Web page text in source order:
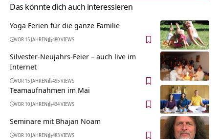
Das könnte dich auch interessieren
Yoga Ferien für die ganze Familie
VOR 15 JAHREN 480 VIEWS
Silvester-Neujahrs-Feier – auch live im
Internet
VOR 15 JAHREN 495 VIEWS
Teamaufnahmen im Mai
VOR 10 JAHREN 434 VIEWS
Seminare mit Bhajan Noam
VOR 10 JAHREN 483 VIEWS